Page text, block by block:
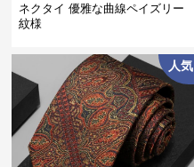
ネクタイ 優雅な曲線ペイズリー
紋様
人気